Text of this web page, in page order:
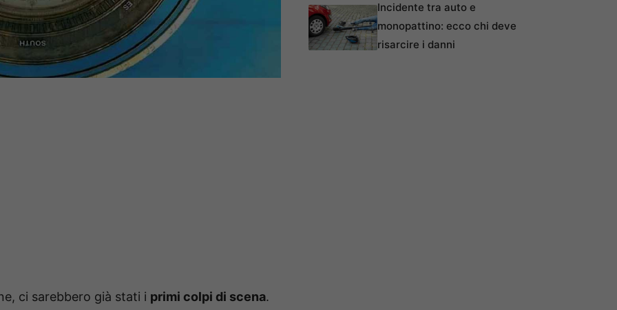
ci sarebbero già stati i primi colpi di scena.
Incidente tra auto e
monopattino: ecco chi deve
risarcire i danni